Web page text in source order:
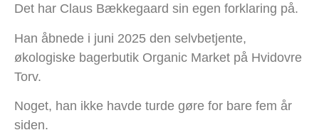
Det har Claus Bækkegaard sin egen forklaring på.
Han åbnede i juni 2025 den selvbetjente,
økologiske bagerbutik Organic Market på Hvidovre
Torv.
Noget, han ikke havde turde gøre for bare fem år
siden.